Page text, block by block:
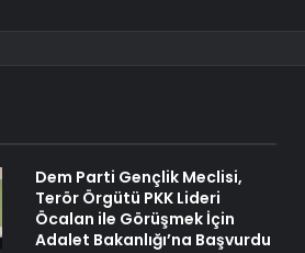
Dem Parti Gençlik Meclisi,
Terör Örgütü PKK Lideri
Öcalan ile Görüşmek İçin
Adalet Bakanlığı’na Başvurdu